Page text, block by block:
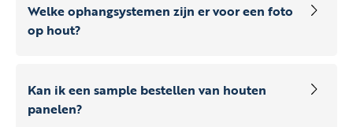
Welke ophangsystemen zijn er voor een foto
op hout?
Kan ik een sample bestellen van houten
panelen?